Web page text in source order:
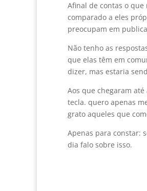
Afinal de contas o que
comparado a eles
preocupam em
Não tenho as
que elas têm em
dizer, mas estaria
Aos que chegaram
tecla. quero apenas
grato aqueles que
Apenas para constar:
dia falo sobre isso.